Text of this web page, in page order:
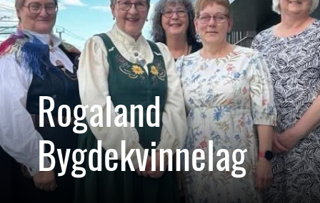
Rogaland
Bygdekvinnelag